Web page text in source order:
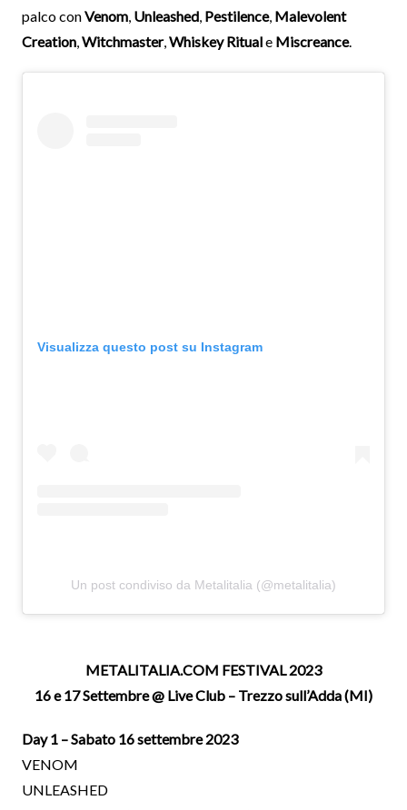
palco conVenom, Unleashed, Pestilence, Malevolent
Creation, Witchmaster, Whiskey Rituale Miscreance.
Visualizza questo post su Instagram
Un post condiviso da Metalitalia (@metalitalia)
METALITALIA.COM FESTIVAL 2023
16 e 17 Settembre @ Live Club – Trezzo sull’Adda (MI)
Day 1 – Sabato 16 settembre 2023
VENOM
UNLEASHED